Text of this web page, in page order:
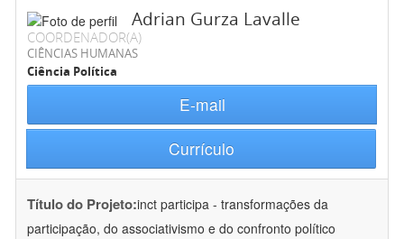
Adrian Gurza Lavalle
COORDENADOR(A)
CIÊNCIAS HUMANAS
Ciência Política
E-mail
Currículo
Título do Projeto:inct participa - transformações da
participação, do associativismo e do confronto político